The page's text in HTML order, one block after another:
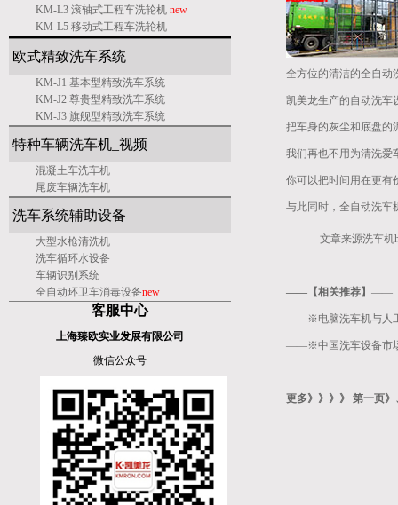
KM-L3 滚轴式工程车洗轮机 new
KM-L5 移动式工程车洗轮机
欧式精致洗车系统
KM-J1 基本型精致洗车系统
KM-J2 尊贵型精致洗车系统
KM-J3 旗舰型精致洗车系统
特种车辆洗车机_视频
混凝土车洗车机
尾废车辆洗车机
洗车系统辅助设备
大型水枪清洗机
洗车循环水设备
车辆识别系统
全自动环卫车消毒设备new
客服中心
上海臻欧实业发展有限公司
微信公众号
全方位的清洁的全自动
凯美龙生产的自动洗车
把车身的灰尘和底盘的
我们再也不用为清洗爱
你可以把时间用在更有
与此同时，全自动洗车
文章来源洗车机
——【相关推荐】 ——
——※电脑洗车机与人
——※中国洗车设备市
更多》》》》 第一页》